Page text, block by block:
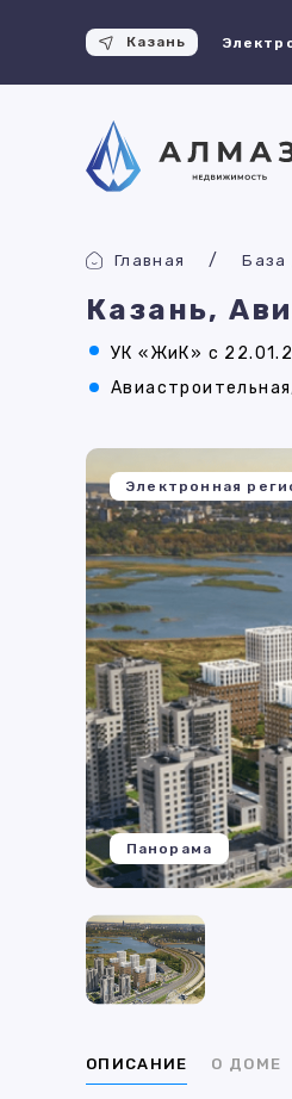
Казань
Главная База
Казань,
УК «ЖиК» с
Электронная
Панорама
ОПИСАНИЕ О ДОМЕ